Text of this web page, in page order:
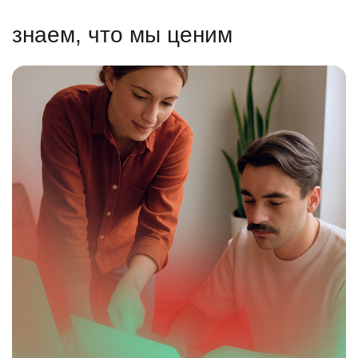
знаем, что мы ценим